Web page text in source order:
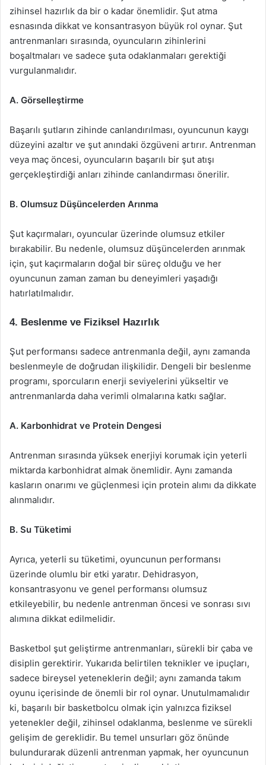
zihinsel hazırlık da bir o kadar önemlidir. Şut atma
esnasında dikkat ve konsantrasyon büyük rol oynar. Şut
antrenmanları sırasında, oyuncuların zihinlerini
boşaltmaları ve sadece şuta odaklanmaları gerektiği
vurgulanmalıdır.
A. Görselleştirme
Başarılı şutların zihinde canlandırılması, oyuncunun kaygı
düzeyini azaltır ve şut anındaki özgüveni artırır. Antrenman
veya maç öncesi, oyuncuların başarılı bir şut atışı
gerçekleştirdiği anları zihinde canlandırması önerilir.
B. Olumsuz Düşüncelerden Arınma
Şut kaçırmaları, oyuncular üzerinde olumsuz etkiler
bırakabilir. Bu nedenle, olumsuz düşüncelerden arınmak
için, şut kaçırmaların doğal bir süreç olduğu ve her
oyuncunun zaman zaman bu deneyimleri yaşadığı
hatırlatılmalıdır.
4. Beslenme ve Fiziksel Hazırlık
Şut performansı sadece antrenmanla değil, aynı zamanda
beslenmeyle de doğrudan ilişkilidir. Dengeli bir beslenme
programı, sporcuların enerji seviyelerini yükseltir ve
antrenmanlarda daha verimli olmalarına katkı sağlar.
A. Karbonhidrat ve Protein Dengesi
Antrenman sırasında yüksek enerjiyi korumak için yeterli
miktarda karbonhidrat almak önemlidir. Aynı zamanda
kasların onarımı ve güçlenmesi için protein alımı da dikkate
alınmalıdır.
B. Su Tüketimi
Ayrıca, yeterli su tüketimi, oyuncunun performansı
üzerinde olumlu bir etki yaratır. Dehidrasyon,
konsantrasyonu ve genel performansı olumsuz
etkileyebilir, bu nedenle antrenman öncesi ve sonrası sıvı
alımına dikkat edilmelidir.
Basketbol şut geliştirme antrenmanları, sürekli bir çaba ve
disiplin gerektirir. Yukarıda belirtilen teknikler ve ipuçları,
sadece bireysel yeteneklerin değil; aynı zamanda takım
oyunu içerisinde de önemli bir rol oynar. Unutulmamalıdır
ki, başarılı bir basketbolcu olmak için yalnızca fiziksel
yetenekler değil, zihinsel odaklanma, beslenme ve sürekli
gelişim de gereklidir. Bu temel unsurları göz önünde
bulundurarak düzenli antrenman yapmak, her oyuncunun